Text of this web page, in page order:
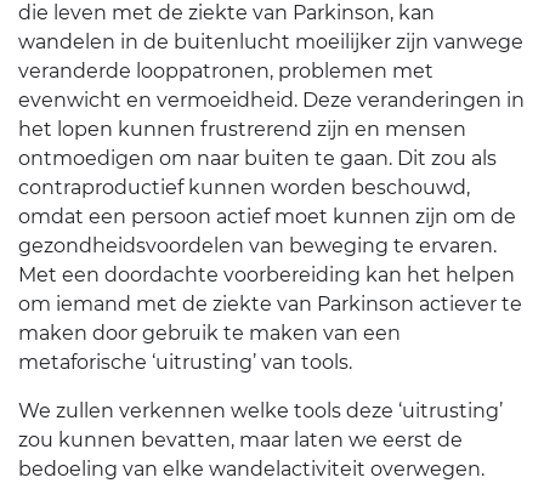
die leven met de ziekte van Parkinson, kan
wandelen in de buitenlucht moeilijker zijn vanwege
veranderde looppatronen, problemen met
evenwicht en vermoeidheid. Deze veranderingen in
het lopen kunnen frustrerend zijn en mensen
ontmoedigen om naar buiten te gaan. Dit zou als
contraproductief kunnen worden beschouwd,
omdat een persoon actief moet kunnen zijn om de
gezondheidsvoordelen van beweging te ervaren.
Met een doordachte voorbereiding kan het helpen
om iemand met de ziekte van Parkinson actiever te
maken door gebruik te maken van een
metaforische ‘uitrusting’ van tools.
We zullen verkennen welke tools deze ‘uitrusting’
zou kunnen bevatten, maar laten we eerst de
bedoeling van elke wandelactiviteit overwegen.